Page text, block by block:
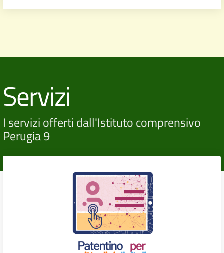
Servizi
I servizi offerti dall'Istituto comprensivo
Perugia 9